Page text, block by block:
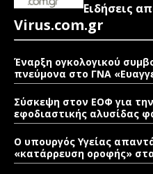
Ειδήσεις
Virus.com.gr
Έναρξη ογκολογικού
πνεύμονα στο ΓΝΑ
Σύσκεψη στον ΕΟΦ για
εφοδιαστικής αλυσίδας
Ο υπουργός Υγείας
«κατάρρευση οροφής»